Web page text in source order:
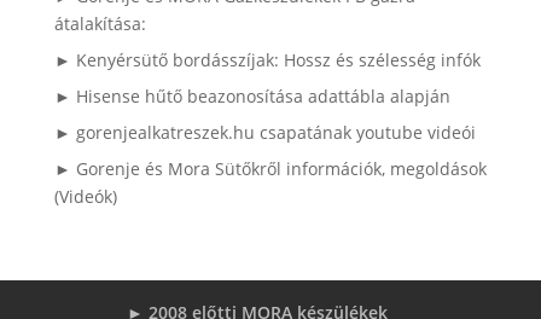
átalakítása:
► Kenyérsütő bordásszíjak: Hossz és szélesség infók
► Hisense hűtő beazonosítása adattábla alapján
► gorenjealkatreszek.hu csapatának youtube videói
► Gorenje és Mora Sütőkről információk, megoldások
(Videók)
► 2008 előtti MORA készülékek